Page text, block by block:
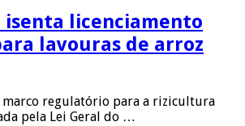
isenta licenciamento
lavouras de arroz
marco regulatório para a rizicultura
pela Lei Geral do …